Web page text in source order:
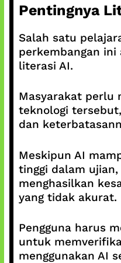
Pentingnya
Salah satu
perkembangan
literasi AI.
Masyarakat perlu
teknologi
dan
Meskipun AI
tinggi dalam
menghasilkan
yang tidak akurat.
Pengguna harus
untuk
menggunakan AI